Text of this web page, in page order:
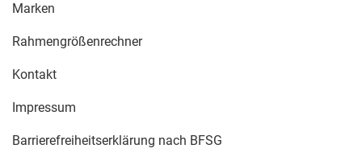
Marken
Rahmengrößenrechner
Kontakt
Impressum
Barrierefreiheitserklärung nach BFSG